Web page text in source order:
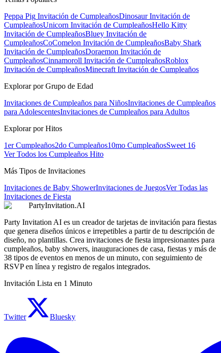
Peppa Pig Invitación de CumpleañosDinosaur Invitación de
CumpleañosUnicorn Invitación de CumpleañosHello Kitty
Invitación de CumpleañosBluey Invitación de
CumpleañosCoComelon Invitación de CumpleañosBaby Shark
Invitación de CumpleañosDoraemon Invitación de
CumpleañosCinnamoroll Invitación de CumpleañosRoblox
Invitación de CumpleañosMinecraft Invitación de Cumpleaños
Explorar por Grupo de Edad
Invitaciones de Cumpleaños para NiñosInvitaciones de Cumpleaños
para AdolescentesInvitaciones de Cumpleaños para Adultos
Explorar por Hitos
1er Cumpleaños2do Cumpleaños10mo CumpleañosSweet 16
Ver Todos los Cumpleaños Hito
Más Tipos de Invitaciones
Invitaciones de Baby ShowerInvitaciones de JuegosVer Todas las
Invitaciones de Fiesta
PartyInvitation.AI
Party Invitation AI es un creador de tarjetas de invitación para fiestas
que genera diseños únicos e irrepetibles a partir de tu descripción de
diseño, no plantillas. Crea invitaciones de fiesta impresionantes para
cumpleaños, baby showers, inauguraciones de casa, fiestas y más de
38 tipos de eventos en menos de un minuto, con seguimiento de
RSVP en línea y registro de regalos integrados.
Invitación Lista en 1 Minuto
Twitter Bluesky